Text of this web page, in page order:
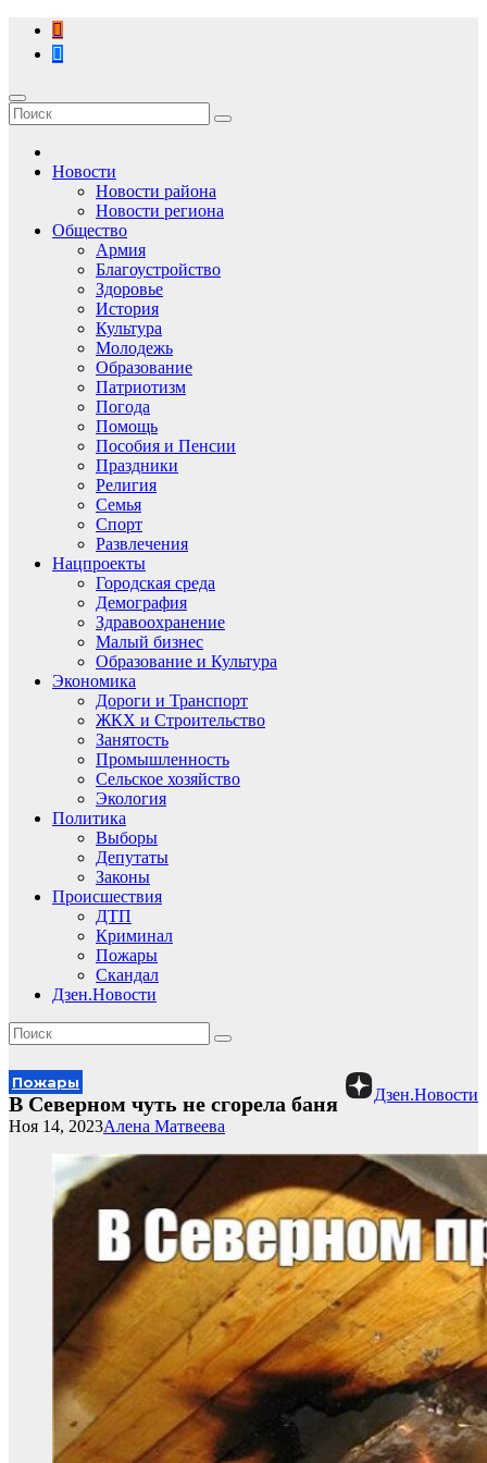
Перейти
содержимому
Новости
Новости района
Новости региона
Общество
Армия
Благоустройство
Здоровье
История
Культура
Молодежь
Образование
Патриотизм
Погода
Помощь
Пособия и Пенсии
Праздники
Религия
Семья
Спорт
Развлечения
Нацпроекты
Городская среда
Демография
Здравоохранение
Малый бизнес
Образование и Культура
Экономика
Дороги и Транспорт
ЖКХ и Строительство
Занятость
Промышленность
Сельское хозяйство
Экология
Политика
Выборы
Депутаты
Законы
Происшествия
ДТП
Криминал
Пожары
Скандал
Дзен.Новости
Дзен.Новости
Пожары
В Северном чуть не сгорела баня
Алена Матвеева
Ноя 14, 2023